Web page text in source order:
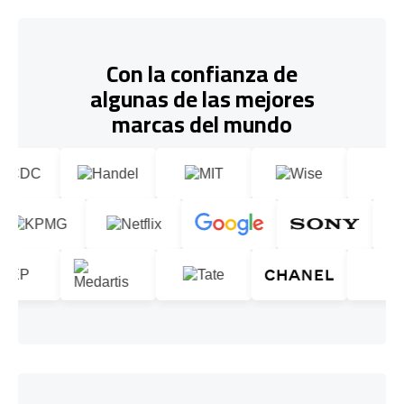
Con la confianza de
algunas de las mejores
marcas del mundo